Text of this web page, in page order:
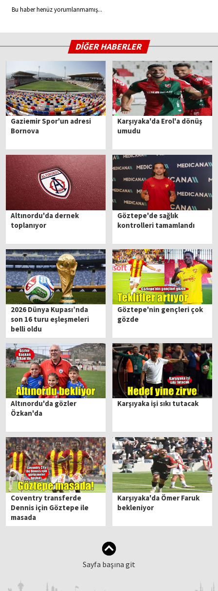
Bu haber henüz yorumlanmamış...
DİĞER HABERLER
Gaziemir Spor'un adresi
Bornova
Karşıyaka'da Erol'a dönüş
umudu
Altınordu'da dernek
toplanıyor
Göztepe'de sağlık
kontrolleri tamamlandı
2026 Dünya Kupası’nda
son 16 turu eşleşmeleri
belli oldu
Göztepe'nin gençleri çok
gözde
Altınordu'da gözler
Özkan'da
Karşıyaka işi sıkı tutacak
Coventry transferde
Dennis için Göztepe ile
masada
Karşıyaka'da Ömer Faruk
bekleniyor
Sayfa başına git